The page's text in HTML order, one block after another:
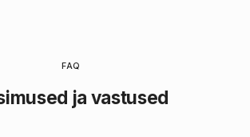
FAQ
ja vastused